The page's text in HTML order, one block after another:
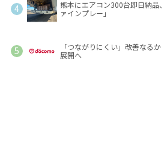
熊本にエアコン300台即日納品
ァインプレー」
「つながりにくい」改善なる
展開へ